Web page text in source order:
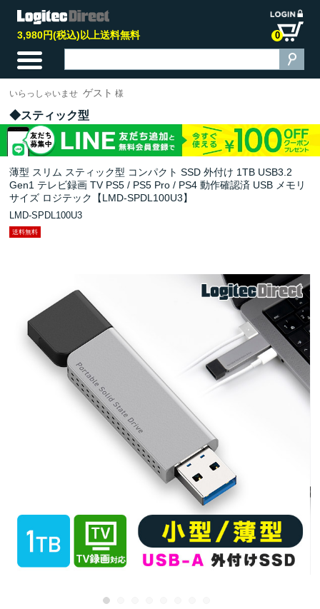
3,980円(税込)以上送料無料 0
いらっしゃいませ ゲスト 様
スティック型
薄型 スリム スティック型 コンパクト SSD 外付け 1TB USB3.2
Gen1 テレビ録画 TV PS5 / PS5 Pro / PS4 動作確認済 USB メモリ
サイズ ロジテック【LMD-SPDL100U3】
LMD-SPDL100U3
送料無料